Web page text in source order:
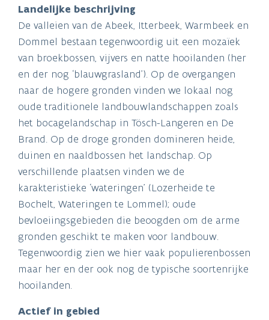
Landelijke beschrijving
De valleien van de Abeek, Itterbeek, Warmbeek en
Dommel bestaan tegenwoordig uit een mozaïek
van broekbossen, vijvers en natte hooilanden (her
en der nog ‘blauwgrasland’). Op de overgangen
naar de hogere gronden vinden we lokaal nog
oude traditionele landbouwlandschappen zoals
het bocagelandschap in Tösch-Langeren en De
Brand. Op de droge gronden domineren heide,
duinen en naaldbossen het landschap. Op
verschillende plaatsen vinden we de
karakteristieke ‘wateringen’ (Lozerheide te
Bochelt, Wateringen te Lommel); oude
bevloeiingsgebieden die beoogden om de arme
gronden geschikt te maken voor landbouw.
Tegenwoordig zien we hier vaak populierenbossen
maar her en der ook nog de typische soortenrijke
hooilanden.
Actief in gebied